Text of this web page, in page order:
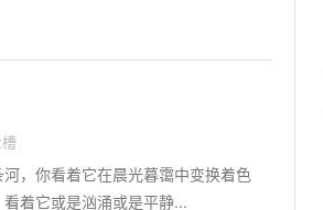
，你看着它在晨光暮霭中变换着色
着它或是汹涌或是平静...